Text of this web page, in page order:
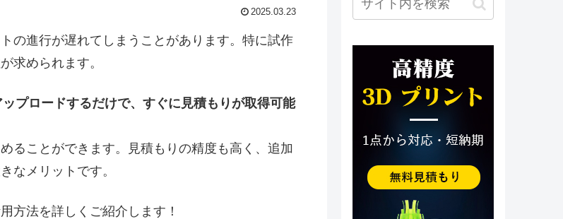
2025.03.23
の進行が遅れてしまうことがあります。特に試作
求められます。
プロードするだけで、すぐに見積もりが取得可能
ることができます。見積もりの精度も高く、追加
なメリットです。
方法を詳しくご紹介します！